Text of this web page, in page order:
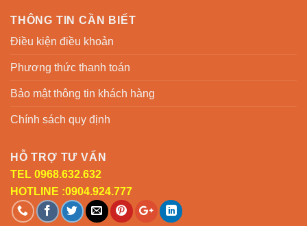
THÔNG TIN CẦN BIẾT
Điều kiện điều khoản
Phương thức thanh toán
Bảo mật thông tin khách hàng
Chính sách quy định
HỖ TRỢ TƯ VẤN
TEL 0968.632.632
HOTLINE :0904.924.777